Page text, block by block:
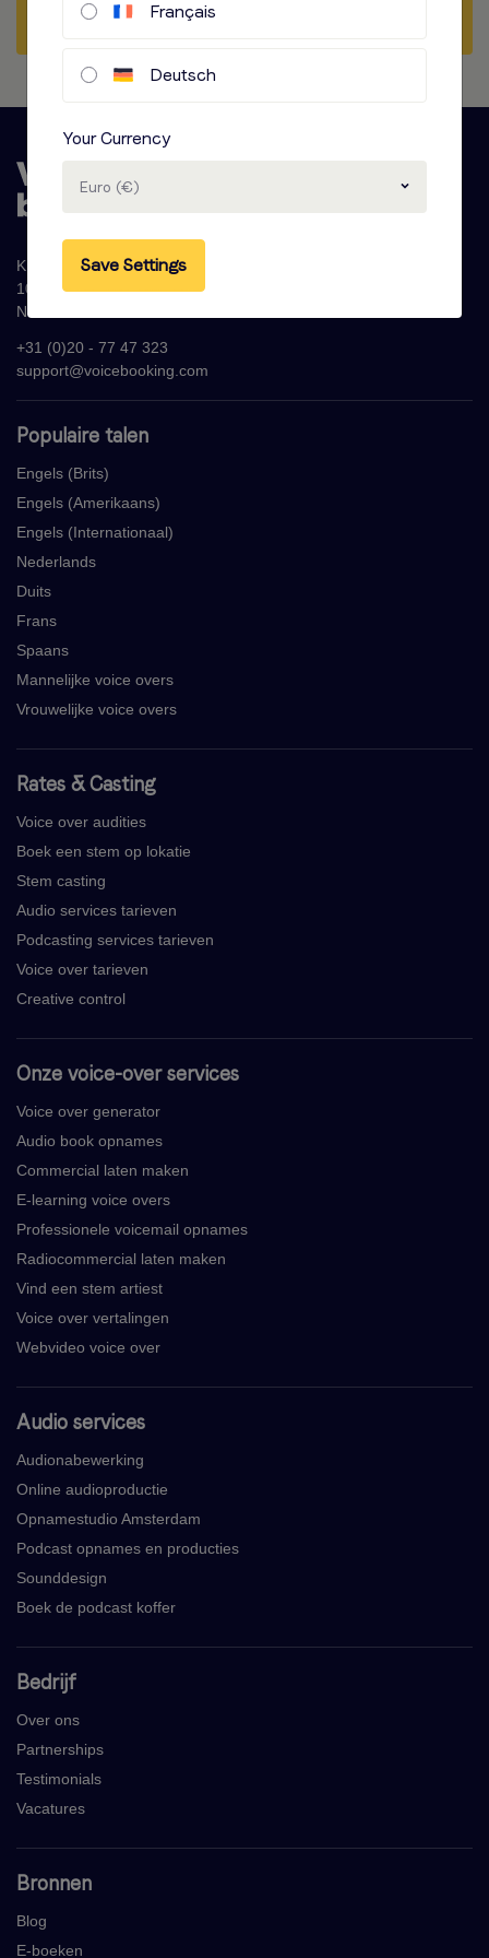
Populaire talen
Engels (Brits)
Engels (Amerikaans)
Engels (Internationaal)
Nederlands
Duits
Frans
Spaans
Mannelijke voice overs
Vrouwelijke voice overs
Rates & Casting
Voice over audities
Boek een stem op lokatie
Stem casting
Audio services tarieven
Podcasting services tarieven
Voice over tarieven
Creative control
Onze voice-over services
Voice over generator
Audio book opnames
Commercial laten maken
E-learning voice overs
Professionele voicemail opnames
Radiocommercial laten maken
Vind een stem artiest
Voice over vertalingen
Webvideo voice over
Audio services
Audionabewerking
Online audioproductie
Opnamestudio Amsterdam
Podcast opnames en producties
Sounddesign
Boek de podcast koffer
Bedrijf
Over ons
Partnerships
Testimonials
Vacatures
Bronnen
Blog
E-boeken
Krijn Taconiskade 286
1087 HW Amsterdam
Nederland
+31 (0)20 - 77 47 323
support@voicebooking.com
Français
Deutsch
Your Currency
Euro (€)
Save Settings